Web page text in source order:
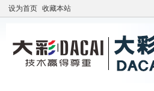
设为首页 收藏本站